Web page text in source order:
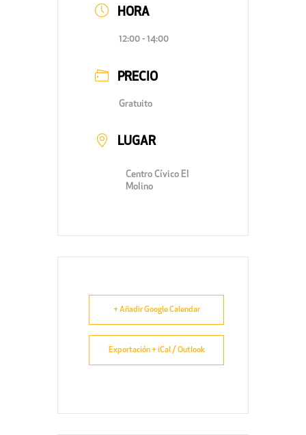
HORA
12:00 - 14:00
PRECIO
Gratuito
LUGAR
Centro Cívico El
Molino
+ Añadir Google Calendar
Exportación + iCal / Outlook